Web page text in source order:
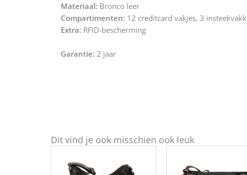
Materiaal: Bronco leer
Compartimenten: 12 creditcard vakjes, 3
Extra: RFID-bescherming
Garantie: 2 jaar
Dit vind je ook misschien ook leuk